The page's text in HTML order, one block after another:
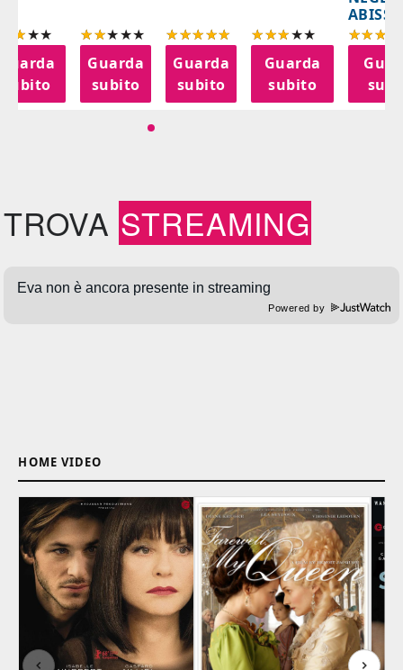
subito
Guarda
subito
Guarda
subito
Guarda
subito
ABISSI
TROVA STREAMING
Powered by
HOME VIDEO